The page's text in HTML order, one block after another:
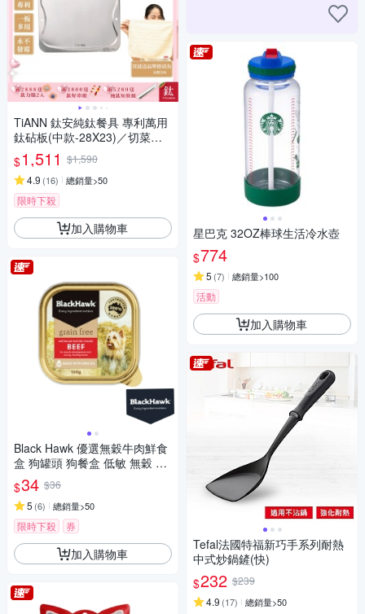
TiANN 鈦安純鈦餐具 專利萬用
鈦砧板(中款-28X23)／切菜板
／砧盤／砧板／烘焙烤盤／露
營餐盤
$1,511 $1,590
4.9 (16) 總銷量>50
限時下殺
加入購物車
Black Hawk 優選無穀牛肉鮮食
盒 狗罐頭 狗餐盒 低敏 無穀 適
口性佳
$34 $36
5 (6) 總銷量>50
限時下殺 券
加入購物車
星巴克 32OZ棒球生活冷水壺
$774
5 (7) 總銷量>100
活動
加入購物車
Tefal法國特福新巧手系列耐熱
中式炒鍋鏟(快)
$232 $239
4.9 (17) 總銷量>50